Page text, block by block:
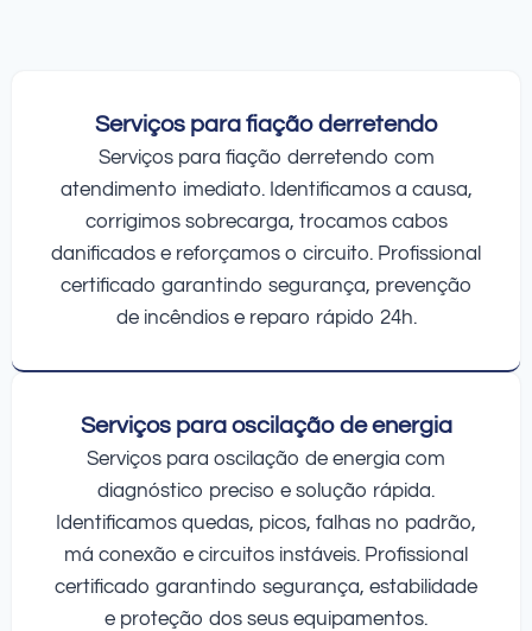
Serviços para fiação derretendo
Serviços para fiação derretendo com
atendimento imediato. Identificamos a causa,
corrigimos sobrecarga, trocamos cabos
danificados e reforçamos o circuito. Profissional
certificado garantindo segurança, prevenção
de incêndios e reparo rápido 24h.
Serviços para oscilação de energia
Serviços para oscilação de energia com
diagnóstico preciso e solução rápida.
Identificamos quedas, picos, falhas no padrão,
má conexão e circuitos instáveis. Profissional
certificado garantindo segurança, estabilidade
e proteção dos seus equipamentos.